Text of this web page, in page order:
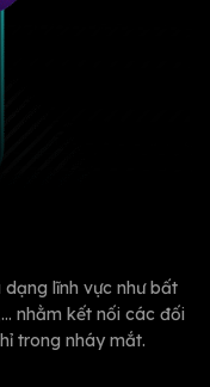
lĩnh vực như bất
nhằm kết nối các đối
trong nháy mắt.